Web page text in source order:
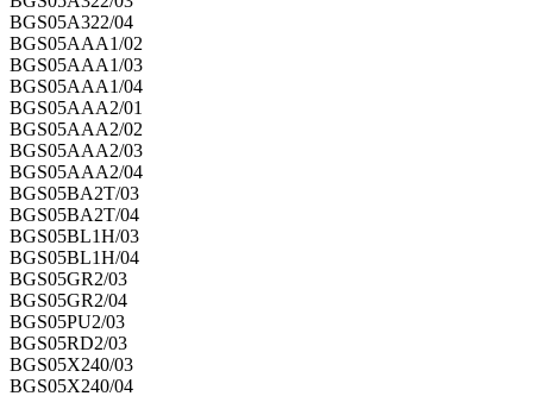
BGS05A322/04
BGS05AAA1/02
BGS05AAA1/03
BGS05AAA1/04
BGS05AAA2/01
BGS05AAA2/02
BGS05AAA2/03
BGS05AAA2/04
BGS05BA2T/03
BGS05BA2T/04
BGS05BL1H/03
BGS05BL1H/04
BGS05GR2/03
BGS05GR2/04
BGS05PU2/03
BGS05RD2/03
BGS05X240/03
BGS05X240/04